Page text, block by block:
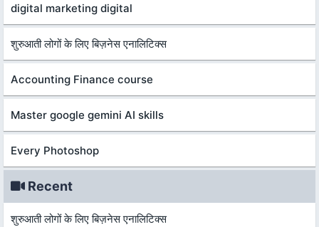
digital marketing digital
शुरुआती लोगों के लिए बिज़नेस एनालिटिक्स
Accounting Finance course
Master google gemini AI skills
Every Photoshop
Recent
शुरुआती लोगों के लिए बिज़नेस एनालिटिक्स